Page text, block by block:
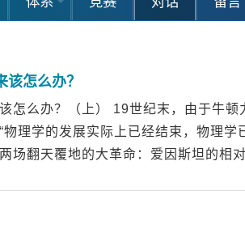
怎么办？
怎么办？（上） 19世纪末，由于牛
理学的发展实际上已经结束，物理学
场翻天覆地的大革命：爱因斯坦的相